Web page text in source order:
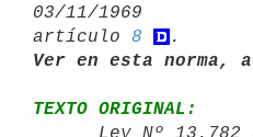
03/11/1969
artículo 8
Ver en esta norma,
TEXTO ORIGINAL: